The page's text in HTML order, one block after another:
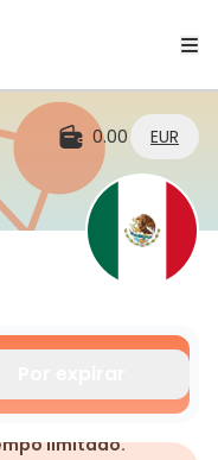
0.00 EUR
limitado.